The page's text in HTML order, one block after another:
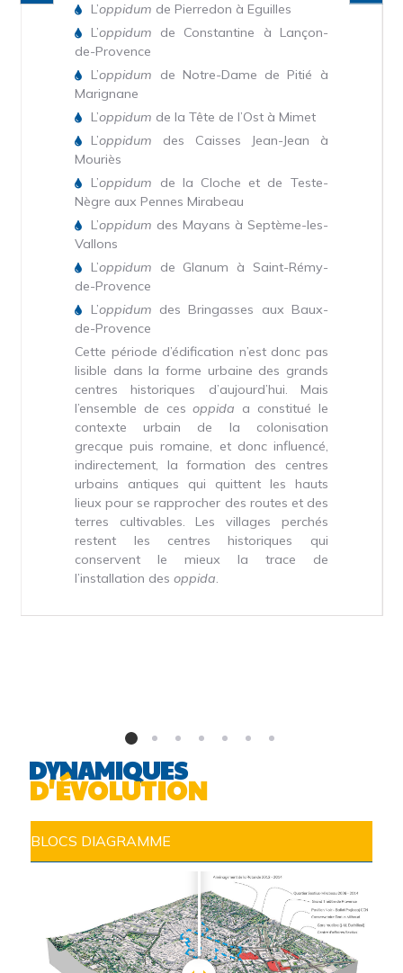
L’oppidum de Pierredon à Eguilles
L’oppidum de Constantine à Lançon-
de-Provence
L’oppidum de Notre-Dame de Pitié à
Marignane
L’oppidum de la Tête de l’Ost à Mimet
L’oppidum des Caisses Jean-Jean à
Mouriès
L’oppidum de la Cloche et de Teste-
Nègre aux Pennes Mirabeau
L’oppidum des Mayans à Septème-les-
Vallons
L’oppidum de Glanum à Saint-Rémy-
de-Provence
L’oppidum des Bringasses aux Baux-
de-Provence
Cette période d’édification n’est donc pas
lisible dans la forme urbaine des grands
centres historiques d’aujourd’hui. Mais
l’ensemble de cesoppida a constitué le
contexte urbain de la colonisation
grecque puis romaine, et donc influencé,
indirectement, la formation des centres
urbains antiques qui quittent les hauts
lieux pour se rapprocher des routes et des
terres cultivables. Les villages perchés
restent les centres historiques qui
conservent le mieux la trace de
l’installation desoppida.
DYNAMIQUES
D'ÉVOLUTION
BLOCS DIAGRAMME